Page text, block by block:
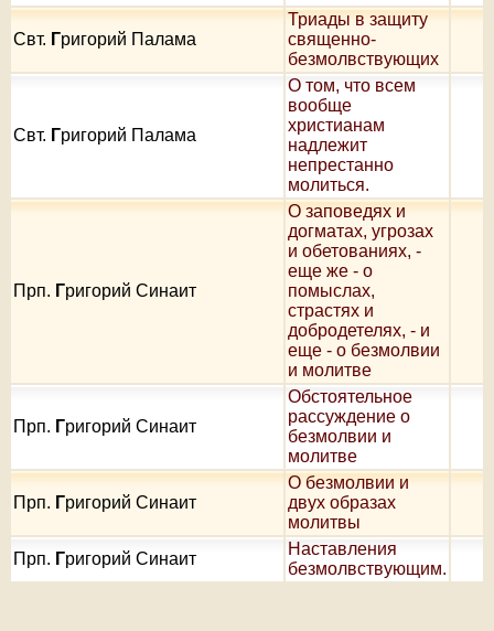
Свт. Григорий Палама
Триады в защиту
священно-
безмолвствующих
Свт. Григорий Палама
О том, что всем
вообще
христианам
надлежит
непрестанно
молиться.
Прп. Григорий Синаит
О заповедях и
догматах, угрозах
и обетованиях, -
еще же - о
помыслах,
страстях и
добродетелях, - и
еще - о безмолвии
и молитве
Прп. Григорий Синаит
Oбстоятельное
рассуждение о
безмолвии и
молитве
Прп. Григорий Синаит
О безмолвии и
двух образах
молитвы
Прп. Григорий Синаит
Наставления
безмолвствующим.